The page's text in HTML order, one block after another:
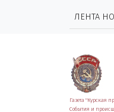
ЛЕНТА
Газета "Курская
События и